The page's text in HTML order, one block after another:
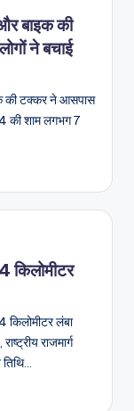
बाइक की
ने बचाई
की टक्कर ने आसपास
की शाम लगभग 7
किलोमीटर
किलोमीटर लंबा
राजमार्ग